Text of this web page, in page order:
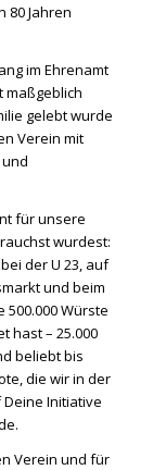
80 Jahren
im Ehrenamt
maßgeblich
gelebt wurde
Verein mit
für unsere
wurdest:
der U 23, auf
und beim
Würste
hast – 25.000
beliebt bis
die wir in der
Initiative
Verein und für